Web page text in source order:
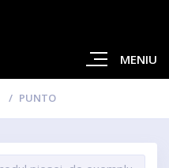
MENIU
PUNTO